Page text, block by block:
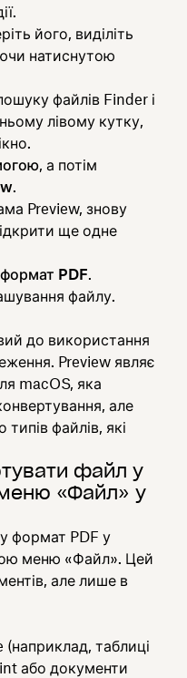
його, виділіть
натиснутою
файлів Finder і
лівому кутку,
, а потім
.
Preview, знову
ще одне
PDF.
файлу.
до використання
Preview являє
macOS, яка
але
файлів, які
файл у
«Файл» у
формат PDF у
меню «Файл». Цей
але лише в
таблиці
або документи